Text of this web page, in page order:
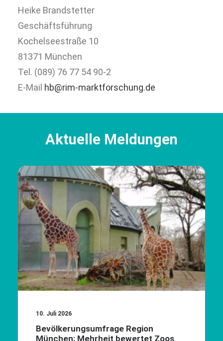
Heike Brandstetter
Geschäftsführung
Kochelseestraße 10
81371 München
Tel. (089) 76 77 54 90-2
E-Mail hb@rim-marktforschung.de
Aktuelle Meldungen
10. Juli 2026
Bevölkerungsumfrage Region
München: Mehrheit bewertet Zoos